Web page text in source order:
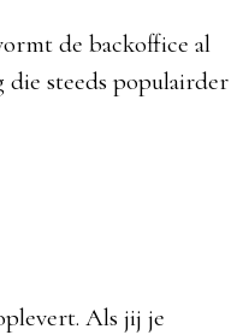
de backoffice al
die steeds populairder
Als jij je